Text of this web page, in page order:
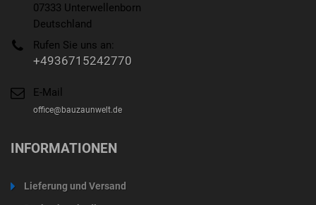
07333 Unterwellenborn
Deutschland
Rufen Sie uns an:
+4936715242770
E-Mail
office@bauzaunwelt.de
INFORMATIONEN
Lieferung und Versand